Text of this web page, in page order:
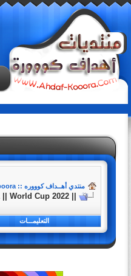
منتدي أهــداف كوووره :: Ahdaf-Kooora
التعليمـــات